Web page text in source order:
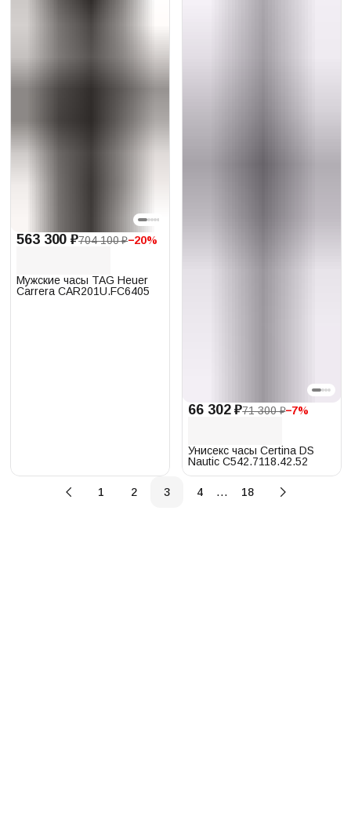
563 300 ₽704 100 ₽−20%
Мужские часы TAG Heuer
Carrera CAR201U.FC6405
66 302 ₽71 300 ₽−7%
Унисекс часы Certina DS
Nautic C542.7118.42.52
1 2 3 4 … 18